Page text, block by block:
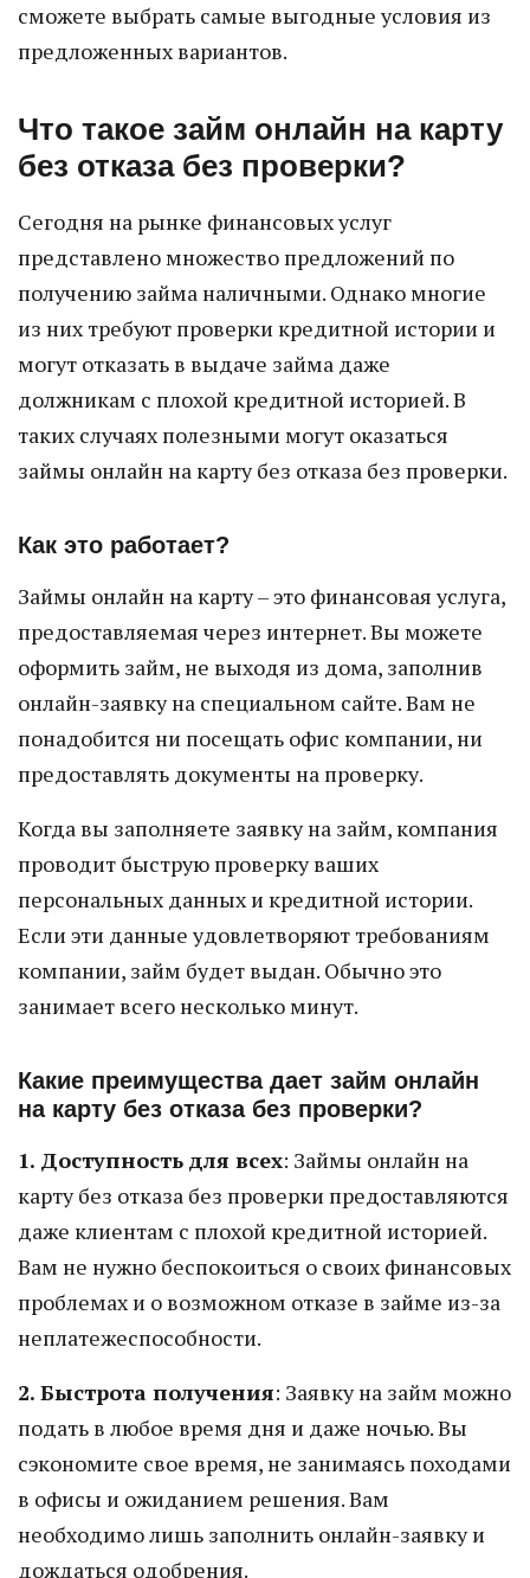
сможете выбрать самые выгодные условия из
предложенных вариантов.
Что такое займ онлайн на карту
без отказа без проверки?
Сегодня на рынке финансовых услуг
представлено множество предложений по
получению займа наличными. Однако многие
из них требуют проверки кредитной истории и
могут отказать в выдаче займа даже
должникам с плохой кредитной историей. В
таких случаях полезными могут оказаться
займы онлайн на карту без отказа без проверки.
Как это работает?
Займы онлайн на карту – это финансовая услуга,
предоставляемая через интернет. Вы можете
оформить займ, не выходя из дома, заполнив
онлайн-заявку на специальном сайте. Вам не
понадобится ни посещать офис компании, ни
предоставлять документы на проверку.
Когда вы заполняете заявку на займ, компания
проводит быструю проверку ваших
персональных данных и кредитной истории.
Если эти данные удовлетворяют требованиям
компании, займ будет выдан. Обычно это
занимает всего несколько минут.
Какие преимущества дает займ онлайн
на карту без отказа без проверки?
1. Доступность для всех: Займы онлайн на
карту без отказа без проверки предоставляются
даже клиентам с плохой кредитной историей.
Вам не нужно беспокоиться о своих финансовых
проблемах и о возможном отказе в займе из-за
неплатежеспособности.
2. Быстрота получения: Заявку на займ можно
подать в любое время дня и даже ночью. Вы
сэкономите свое время, не занимаясь походами
в офисы и ожиданием решения. Вам
необходимо лишь заполнить онлайн-заявку и
дождаться одобрения.